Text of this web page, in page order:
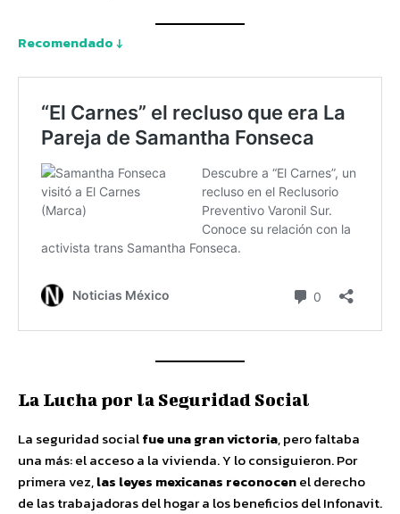
Recomendado ↓
La Lucha por la Seguridad Social
La seguridad socialfue una gran victoria, pero faltaba
una más: el acceso a la vivienda. Y lo consiguieron. Por
primera vez,las leyes mexicanas reconocenel derecho
de las trabajadoras del hogar a los beneficios del Infonavit.